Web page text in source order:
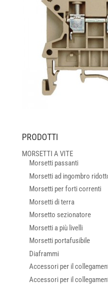
PRODOTTI
MORSETTI A VITE
Morsetti passanti
Morsetti ad ingombro
Morsetti per forti correnti
Morsetti di terra
Morsetto sezionatore
Morsetti a più livelli
Morsetti portafusibile
Diaframmi
Accessori per il
Accessori per il